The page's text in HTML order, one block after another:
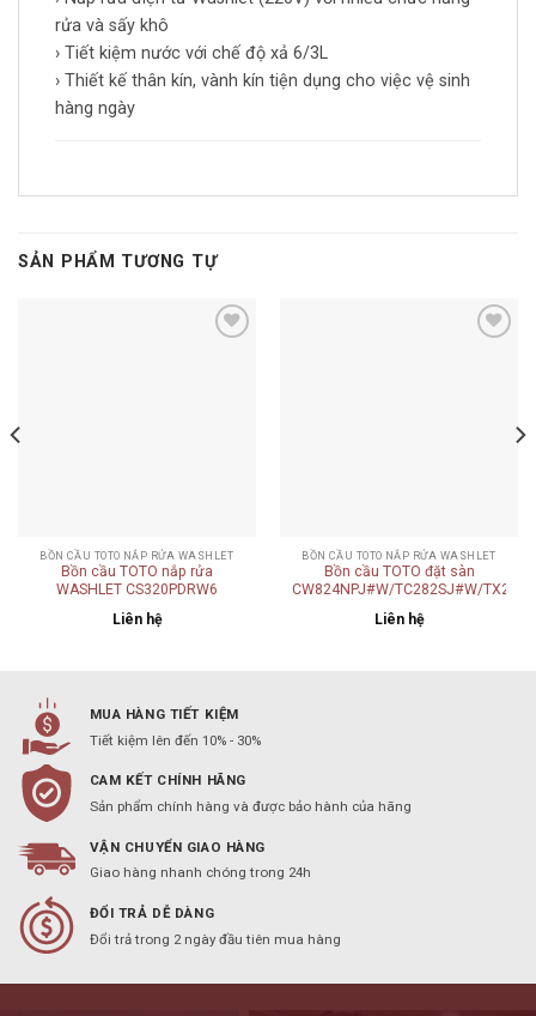
rửa và sấy khô
› Tiết kiệm nước với chế độ xả 6/3L
› Thiết kế thân kín, vành kín tiện dụng cho việc vệ sinh
hàng ngày
SẢN PHẨM TƯƠNG TỰ
BỒN CẦU TOTO NẮP RỬA WASHLET
Bồn cầu TOTO nắp rửa
WASHLET CS320PDRW6
Liên hệ
BỒN CẦU TOTO NẮP RỬA WASHLET
Bồn cầu TOTO đặt sàn
CW824NPJ#W/TC282SJ#W/
Liên hệ
MUA HÀNG TIẾT KIỆM
Tiết kiệm lên đến 10% - 30%
CAM KẾT CHÍNH HÃNG
Sản phẩm chính hàng và được bảo hành của hãng
VẬN CHUYỂN GIAO HÀNG
Giao hàng nhanh chóng trong 24h
ĐỔI TRẢ DỄ DÀNG
Đổi trả trong 2 ngày đầu tiên mua hàng